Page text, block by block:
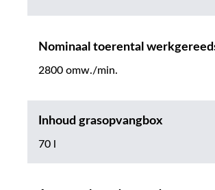
Nominaal toerental
2800 omw./min.
Inhoud grasopvangbox
70 l